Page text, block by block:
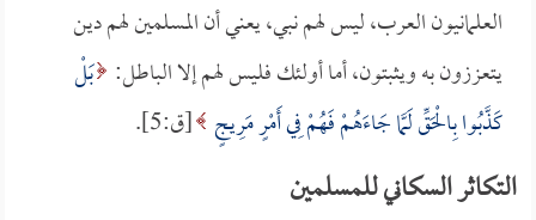
العلمانيون العرب، ليس لهم نبي، يعني أن المسلمين لهم دين
يتعززون به ويثبتون، أما أولئك فليس لهم إلا الباطل: بَلْ
كَذَّبُوا بِالْحَقِّ لَمَّا جَاءَهُمْ فَهُمْ فِي أَمْرٍ مَرِيجٍ [ق:5].
التكاثر السكاني للمسلمين